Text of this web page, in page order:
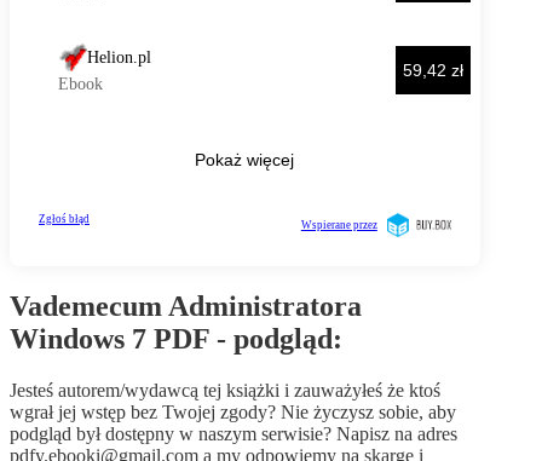
Vademecum Administratora
Windows 7 PDF - podgląd:
Jesteś autorem/wydawcą tej książki i zauważyłeś że ktoś
wgrał jej wstęp bez Twojej zgody? Nie życzysz sobie, aby
podgląd był dostępny w naszym serwisie? Napisz na adres
pdfy.ebooki@gmail.com a my odpowiemy na skargę i